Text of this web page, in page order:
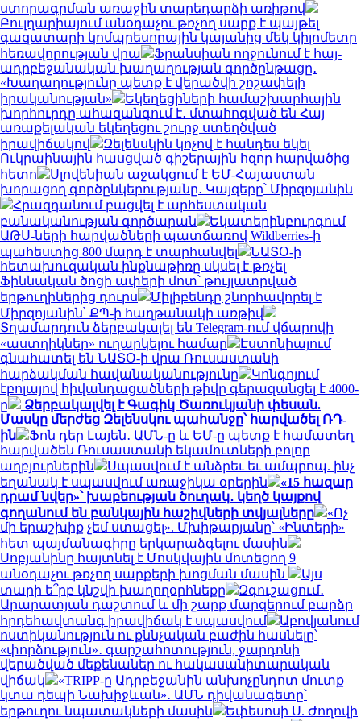
ստորագրման առաջին տարեդարձի առիթով
Բուլղարիայում անօդաչու թռչող սարք է պայթել
գազատարի կոմպրեսորային կայանից մեկ կիլոմետր
հեռավորության վրա
Ֆրանսիան ողջունում է հայ-
ադրբեջանական խաղաղության գործընթացը․
«Խաղաղությունը պետք է վերածվի շոշափելի
իրականության»
Եկեղեցիների համաշխարհային
խորհուրդը ահազանգում է․ մտահոգված են Հայ
առաքելական եկեղեցու շուրջ ստեղծված
իրավիճակով
Զելենսկին կոչով է հանդես եկել
Ուկրաինային հասցված գիշերային հզոր հարվածից
հետո
Սլովենիան աջակցում է ԵՄ-Հայաստան
խորացող գործընկերությանը․ Կայզերը՝ Միրզոյանին
Հրազդանում բացվել է արհեստական
բանականության գործարան
Եկատերինբուրգում
ԱԹՍ-ների հարվածների պատճառով Wildberries-ի
պահեստից 800 մարդ է տարհանվել
ՆԱՏՕ-ի
հետախուզական ինքնաթիռը սկսել է թռչել
Ֆիննական ծոցի ափերի մոտ՝ թույլատրված
երթուղիներից դուրս
Միլիբենդը շնորհավորել է
Միրզոյանին՝ ՔՊ-ի հաղթանակի առթիվ
Տղամարդուն ձերբակալել են Telegram-ում վճարովի
«աստղիկներ» ուղարկելու համար
Էստոնիայում
գնահատել են ՆԱՏՕ-ի վրա Ռուսաստանի
հարձակման հավանականությունը
Կոնգոյում
էբոլայով հիվանդացածների թիվը գերազանցել է 4000-
ը
Ձերբակալվել է Գագիկ Ծառուկյանի փեսան.
Մասկը մերժեց Զելենսկու պահանջը՝ հարվածել ՌԴ-
ին
Ֆոն դեր Լայեն․ ԱՄՆ-ը և ԵՄ-ը պետք է համատեղ
հարվածեն Ռուսաստանի եկամուտների բոլոր
աղբյուրներին
Սպասվում է անձրեւ եւ ամպրոպ. ինչ
եղանակ է սպասվում առաջիկա օրերին
«15 հազար
դրամ նվեր»՝ խաբեության ծուղակ․ կեղծ կայքով
գողանում են բանկային հաշիվների տվյալները
«Ոչ
մի երաշխիք չեմ ստացել». Մխիթարյանը՝ «Ինտերի»
հետ պայմանագիրը երկարաձգելու մասին
Սոբյանինը հայտնել է Մոսկվային մոտեցող 9
անօդաչու թռչող սարքերի խոցման մասին
Այս
տարի ե՞րբ կնշվի խաղողօրհնեքը
Զգուշացում․
Արարատյան դաշտում և մի շարք մարզերում բարձր
հրդեհավտանգ իրավիճակ է սպասվում
Աբովյանում
ոստիկանություն ու քննչական բաժին հասնելը՝
«փորձություն»․ գարշահոտություն, ջարդոնի
վերածված մեքենաներ ու հակասանիտարական
վիճակ
«TRIPP-ը Ադրբեջանին անխոչընդոտ մուտք
կտա դեպի Նախիջևան»․ ԱՄՆ դիվանագետը՝
երթուղու նպատակների մասին
Եփեսոսի Ս. Ժողովի